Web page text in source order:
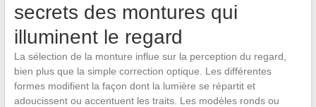
secrets des montures qui
illuminent le regard
La sélection de la monture influe sur la perception du regard,
bien plus que la simple correction optique. Les différentes
formes modifient la façon dont la lumière se répartit et
adoucissent ou accentuent les traits. Les modèles ronds ou